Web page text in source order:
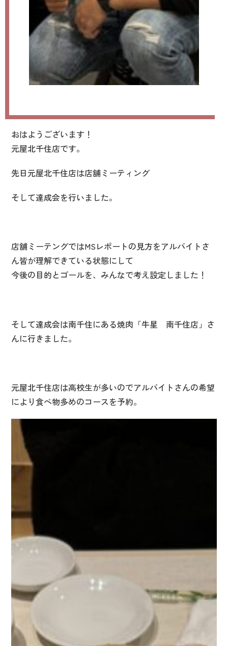
おはようございます！
元屋北千住店です。
先日元屋北千住店は店舗ミーティング
そして達成会を行いました。
店舗ミーテングではMSレポートの見方をアルバイトさ
ん皆が理解できている状態にして
今後の目的とゴールを、みんなで考え設定しました！
そして達成会は南千住にある焼肉「牛星 南千住店」さ
んに行きました。
元屋北千住店は高校生が多いのでアルバイトさんの希望
により食べ物多めのコースを予約。